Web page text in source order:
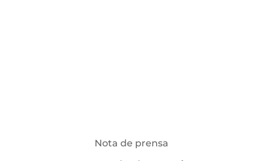
Nota de prensa